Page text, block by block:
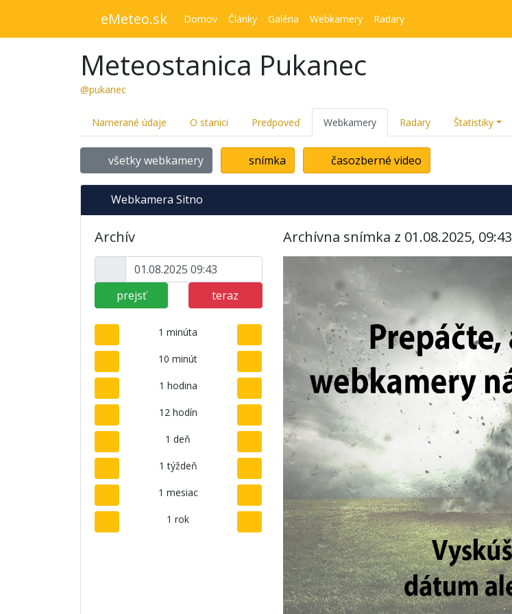
eMeteo.sk Domov Články Galéria Webkamery Radary
Meteostanica Pukanec
@pukanec
Namerané údaje O stanici Predpoveď Webkamery Radary Štatistiky
všetky webkamery snímka časozberné video
Webkamera Sitno
Archív
prejsť teraz
1 minúta
10 minút
1 hodina
12 hodín
1 deň
1 týždeň
1 mesiac
1 rok
Archívna snímka z 01.08.2025, 09:43